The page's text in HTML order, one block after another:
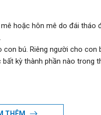
hoặc hôn mê do đái
bú. Riêng người cho
kỳ thành phần nào trong
hoặc bữa ăn chính đầu tiên